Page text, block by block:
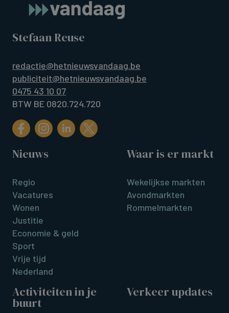
Stefaan Reuse
redactie@hetnieuwsvandaag.be
publiciteit@hetnieuwsvandaag.be
0475 43 10 07
BTW BE 0820.724.720
Nieuws
Regio
Vacatures
Wonen
Justitie
Economie & geld
Sport
Vrije tijd
Nederland
Waar is er markt
Wekelijkse markten
Avondmarkten
Rommelmarkten
Activiteiten in je
buurt
Verkeer updates